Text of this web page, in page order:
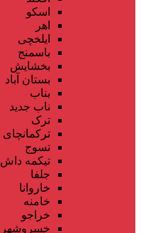
اسکو
اهر
ایلخچی
باسمنج
بخشایش
بستان آباد
بناب
ناب جدید
ترک
ترکمانچای
تسوج
تیکمه داش
جلفا
خاروانا
خامنه
خراجو
خسروشهر